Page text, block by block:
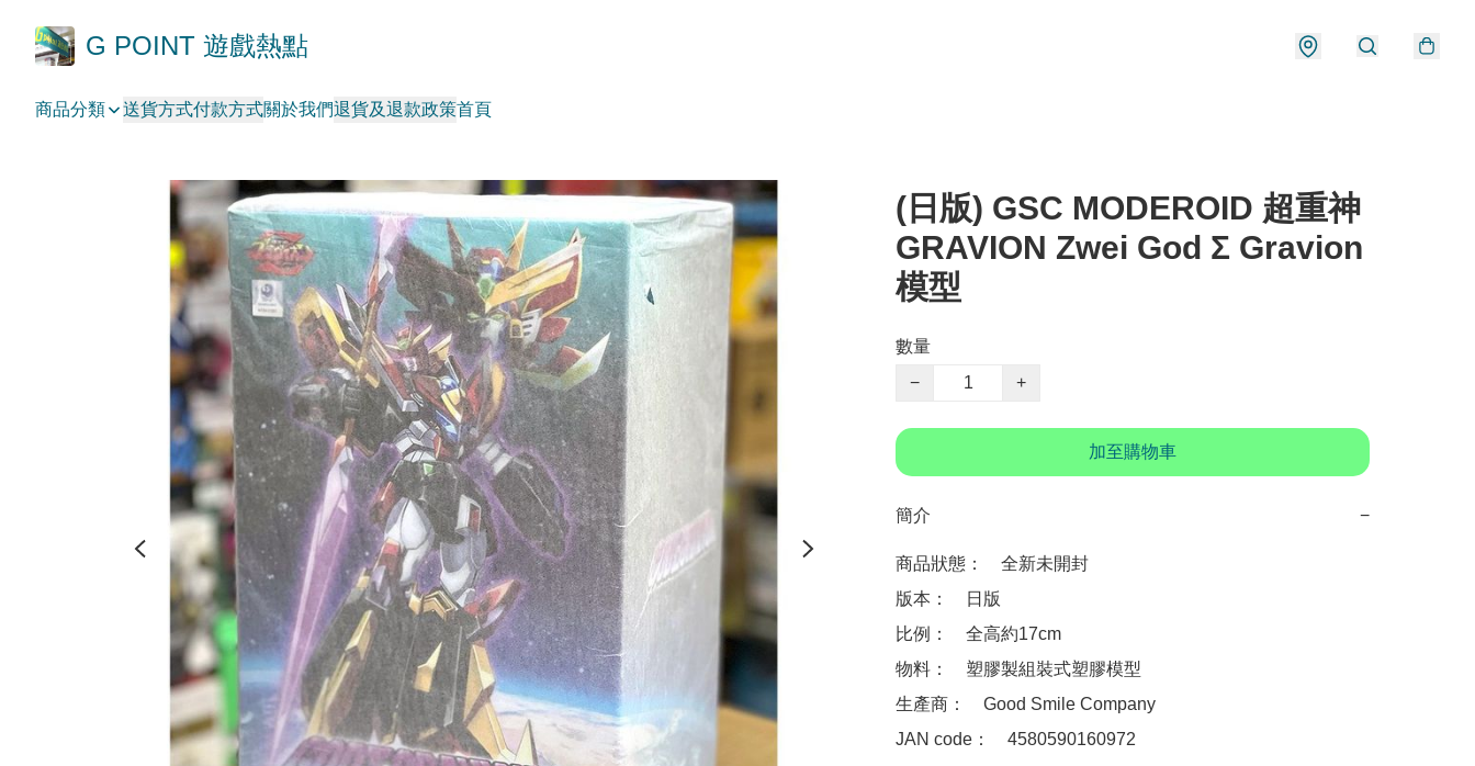
G POINT 遊戲熱點
商品分類 送貨方式付款方式關於我們退貨及退款政策首頁
(日版) GSC MODEROID 超重神
GRAVION Zwei God Σ Gravion
模型
數量
−
+
加至購物車
簡介 −
商品狀態：　全新未開封
版本：　日版
比例：　全高約17cm
物料：　塑膠製組裝式塑膠模型
生產商：　Good Smile Company
JAN code：　4580590160972